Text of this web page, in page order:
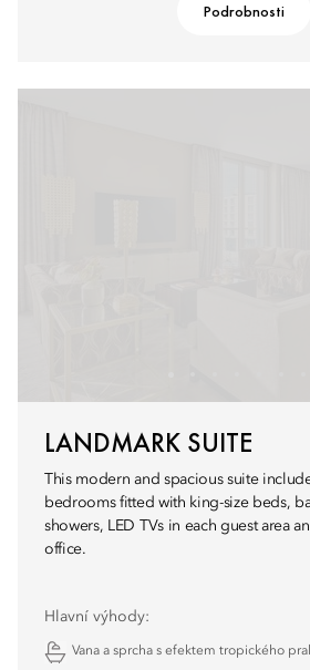
Podrobnosti
LANDMARK SUITE
This modern and spacious suite
bedrooms fitted with king-size beds,
showers, LED TVs in each guest area
office.
Hlavní výhody:
Vana a sprcha s efektem tropického